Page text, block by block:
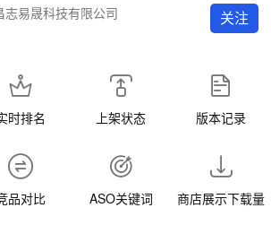
志易晟科技有限公司 关注
时排名 上架状态 版本记录
品对比 ASO关键词 商店展示下载量